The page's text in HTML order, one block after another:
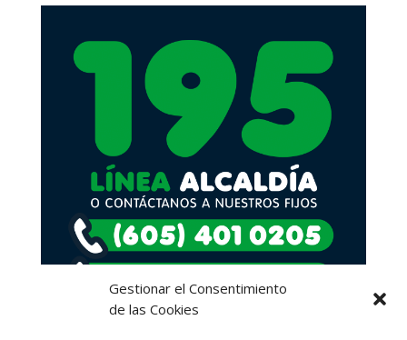
Gestionar el Consentimiento
de las Cookies